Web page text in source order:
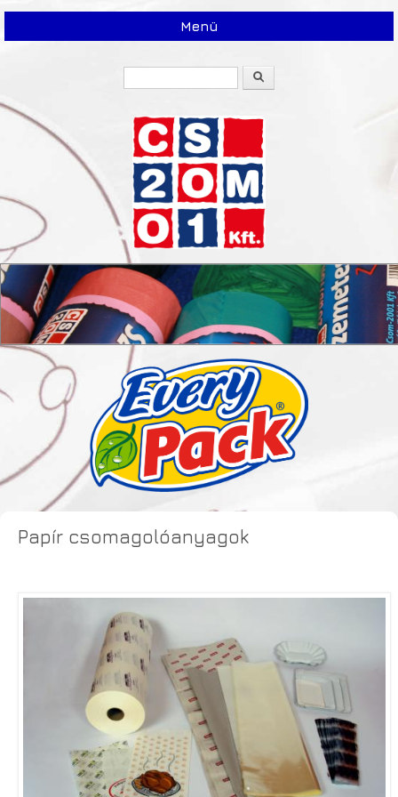
Menü
Keresés űrlap
Papír csomagolóanyagok